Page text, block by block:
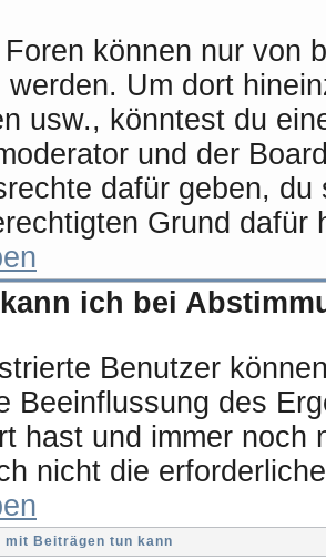
können nur von
werden. Um dort
usw., könntest du
und der
dafür geben,
Grund dafür
ich bei
Benutzer
Beeinflussung des
hast und immer noch
nicht die
mit Beiträgen tun kann